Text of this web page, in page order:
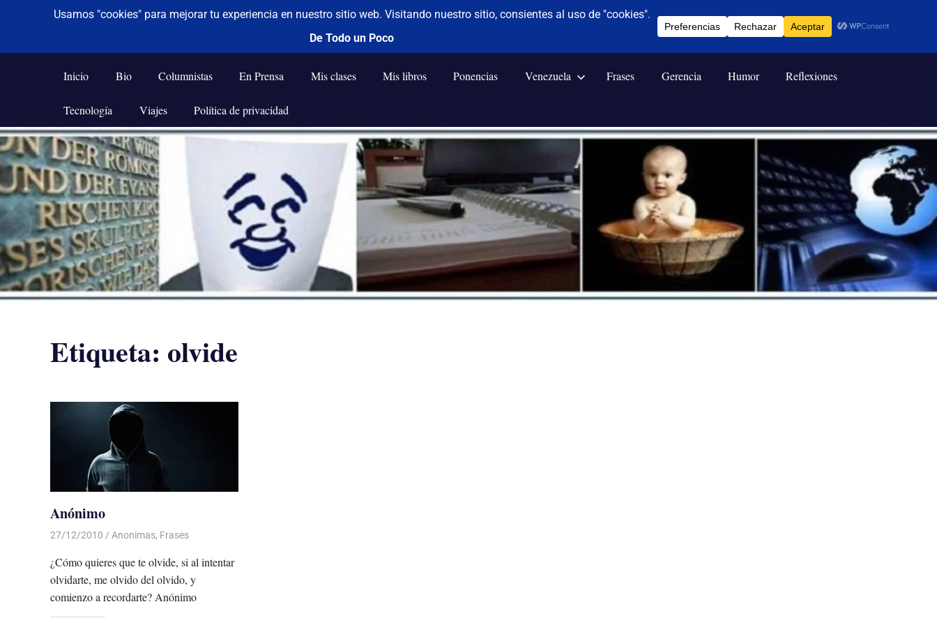
Saltar
al
contenido
De todo un poco
Frases,
Humor,
Tecnología
y
Viajes
Inicio Bio Columnistas En Prensa Mis clases Mis libros Ponencias Venezuela Frases Gerencia Humor Reflexiones
Tecnología Viajes Política de privacidad
Etiqueta: olvide
Anónimo
27/12/2010 Luis Castellanos
Anonimas, Frases
¿Cómo quieres que te olvide, si al intentar
olvidarte, me olvido del olvido, y
comienzo a recordarte? Anónimo